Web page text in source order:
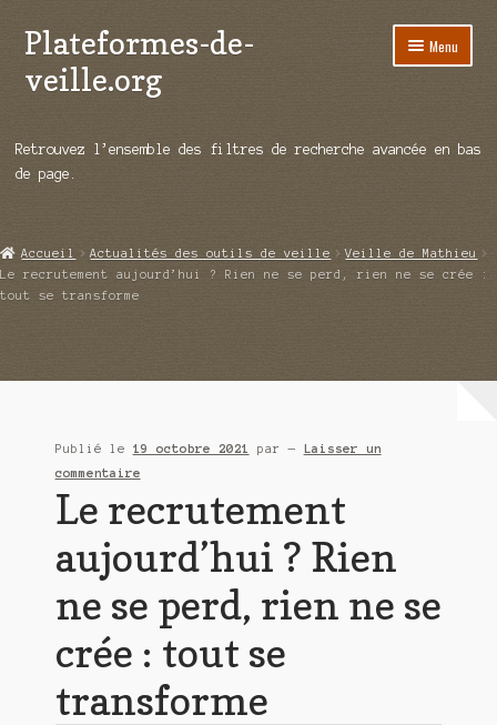
Aller
à
la
Aller
au
contenu
Plateformes-de-
veille.org
Menu
Répertoire d’ouitils
Démos vidéos
Ouvrir
Qui sommes-nous ?
Retrouvez l’ensemble des filtres de recherche avancée en bas
de page.
Accueil Actualités des outils de veille
Veille de Mathieu
Le recrutement aujourd’hui ? Rien ne se perd, rien ne se crée :
tout se transforme
Publié le 19 octobre 2021 par— Laisser un
commentaire
Le recrutement
aujourd’hui ? Rien
ne se perd, rien ne se
crée : tout se
transforme